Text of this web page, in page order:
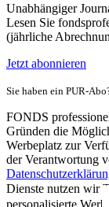
Unabhängiger
Lesen Sie
(jährliche
Jetzt abonnieren
Sie haben ein PUR-
FONDS
Gründen die
Werbeplatz zur
der Verantwortung
Dienste nutzen wir
personalisierte